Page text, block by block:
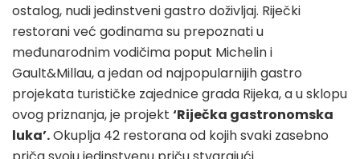
ostalog, nudi jedinstveni gastro doživljaj. Riječki
restorani već godinama su prepoznati u
međunarodnim vodičima poput Michelin i
Gault&Millau, a jedan od najpopularnijih gastro
projekata turističke zajednice grada Rijeka, a u sklopu
ovog priznanja, je projekt ‘Riječka gastronomska
luka’.Okuplja 42 restorana od kojih svaki zasebno